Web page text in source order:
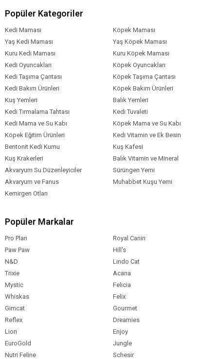
Köpek Maması
İçerik
Köpek Maması
Paket Boyutu
Köpek Irk
Özelliği
Tüm Orta-Büyük Irklar
Popüler Kategoriler
Kedi Maması
Köpek Maması
Yaş Kedi Maması
Yaş Köpek Maması
Kuru Kedi Maması
Kuru Köpek Maması
Kedi Oyuncakları
Köpek Oyuncakları
Kedi Taşıma Çantası
Köpek Taşıma Çantası
Kedi Bakım Ürünleri
Köpek Bakım Ürünleri
Kuş Yemleri
Balık Yemleri
Kedi Tırmalama Tahtası
Kedi Tuvaleti
Kedi Mama ve Su Kabı
Köpek Mama ve Su Kabı
Köpek Eğitim Ürünleri
Kedi Vitamin ve Ek Besin
Bentonit Kedi Kumu
Kuş Kafesi
Kuş Krakerleri
Balık Vitamin ve Mineral
Akvaryum Su Düzenleyiciler
Sürüngen Yemi
Akvaryum ve Fanus
Muhabbet Kuşu Yemi
Kemirgen Otları
Popüler Markalar
Pro Plan
Royal Canin
Paw Paw
Hill's
N&D
Lindo Cat
Trixie
Acana
Mystic
Felicia
Whiskas
Felix
Gimcat
Gourmet
Reflex
Dreamies
Lion
Enjoy
EuroGold
Jungle
Nutri Feline
Schesir